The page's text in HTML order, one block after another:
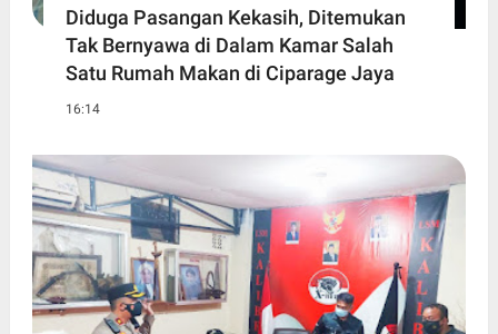
Diduga Pasangan Kekasih, Ditemukan
Tak Bernyawa di Dalam Kamar Salah
Satu Rumah Makan di Ciparage Jaya
16:14